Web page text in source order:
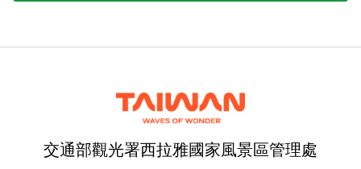
交通部觀光署西拉雅國家風景區管理處